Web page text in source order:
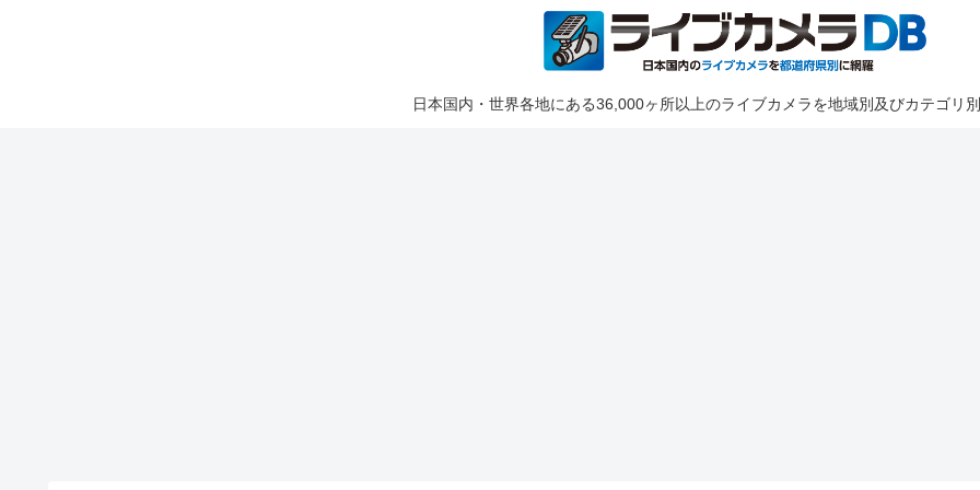
日本国内・世界各地にある36,000ヶ所以上のライブカメラを地域別及びカテゴリ別